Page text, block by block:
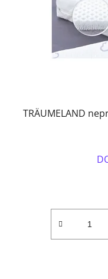
TRÄUMELAND